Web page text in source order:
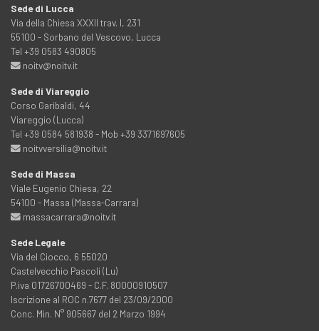
Sede di Lucca
Via della Chiesa XXXII trav. I, 231
55100 - Sorbano del Vescovo, Lucca
Tel +39 0583 490805
noitv@noitv.it
Sede di Viareggio
Corso Garibaldi, 44
Viareggio (Lucca)
Tel +39 0584 581938 - Mob +39 3371697605
noitvversilia@noitv.it
Sede di Massa
Viale Eugenio Chiesa, 22
54100 - Massa (Massa-Carrara)
massacarrara@noitv.it
Sede Legale
Via del Ciocco, 6 55020
Castelvecchio Pascoli (Lu)
P.iva 01726700469 - C.F. 80000910507
Iscrizione al ROC n.7677 del 23/09/2000
Conc. Min. N° 905667 del 2 Marzo 1994